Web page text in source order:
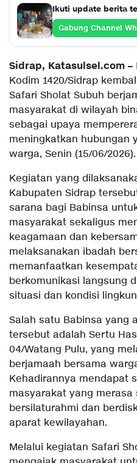
Ikuti update berita
Gabung Channel
Sidrap, Katasulsel.com –
Kodim 1420/Sidrap
Safari Sholat Subuh
masyarakat di wilayah
sebagai upaya
meningkatkan hubungan
warga, Senin (15/06/2026).
Kegiatan yang
Kabupaten Sidrap
sarana bagi Babinsa
masyarakat sekaligus
keagamaan dan
melaksanakan ibadah
memanfaatkan
berkomunikasi langsung
situasi dan kondisi
Salah satu Babinsa yang
tersebut adalah Sertu
04/Watang Pulu, yang
berjamaah bersama
Kehadirannya mendapat
masyarakat yang merasa
bersilaturahmi dan
aparat kewilayahan.
Melalui kegiatan Safari